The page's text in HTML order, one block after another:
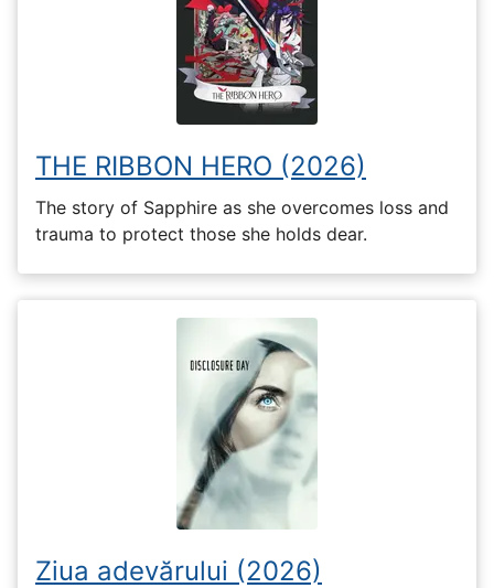
THE RIBBON HERO (2026)
The story of Sapphire as she overcomes loss and
trauma to protect those she holds dear.
Ziua adevărului (2026)